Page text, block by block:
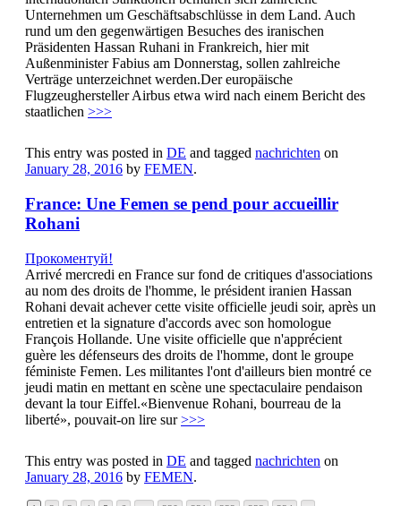
Unternehmen um Geschäftsabschlüsse in dem Land. Auch
rund um den gegenwärtigen Besuches des iranischen
Präsidenten Hassan Ruhani in Frankreich, hier mit
Außenminister Fabius am Donnerstag, sollen zahlreiche
Verträge unterzeichnet werden.Der europäische
Flugzeughersteller Airbus etwa wird nach einem Bericht des
staatlichen >>>
This entry was posted in DE and tagged nachrichten on
January 28, 2016 by FEMEN.
France: Une Femen se pend pour accueillir
Rohani
Прокоментуй!
Arrivé mercredi en France sur fond de critiques d'associations
au nom des droits de l'homme, le président iranien Hassan
Rohani devait achever cette visite officielle jeudi soir, après un
entretien et la signature d'accords avec son homologue
François Hollande. Une visite officielle que n'apprécient
guère les défenseurs des droits de l'homme, dont le groupe
féministe Femen. Les militantes l'ont d'ailleurs bien montré ce
jeudi matin en mettant en scène une spectaculaire pendaison
devant la tour Eiffel.«Bienvenue Rohani, bourreau de la
liberté», pouvait-on lire sur>>>
This entry was posted in DE and tagged nachrichten on
January 28, 2016 by FEMEN.